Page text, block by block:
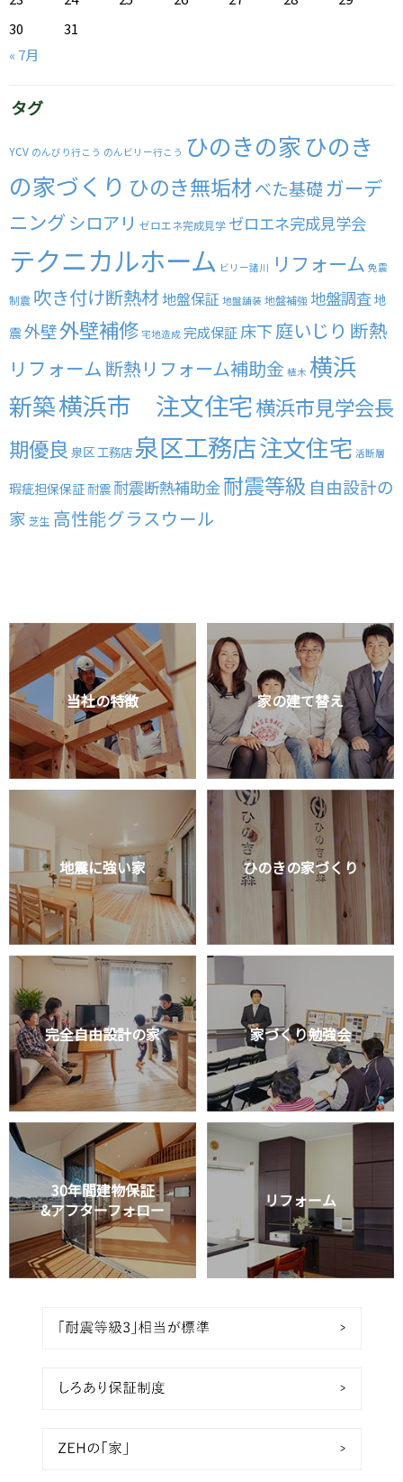
30
31
« 7月
タグ
YCV のんびり行こう のんビリー行こう ひのきの家ひのき
の家づくり ひのき無垢材べた基礎ガーデ
ニングシロアリ ゼロエネ完成見学ゼロエネ完成見学会
テクニカルホーム ビリー諸川 リフォーム 免震
制震 吹き付け断熱材地盤保証 地盤舗装 地盤補強 地盤調査地
震外壁外壁補修 宅地造成 完成保証 床下庭いじり 断熱
リフォーム 断熱リフォーム補助金 植木 横浜
新築横浜市 注文住宅横浜市見学会長
期優良 泉区 工務店泉区工務店注文住宅 活断層
瑕疵担保保証 耐震 耐震断熱補助金耐震等級 自由設計の
家 芝生 高性能グラスウール
当社の特徴 家の建て替え
地震に強い家 ひのきの家づくり
完全自由設計の家 家づくり勉強会
30年間建物保証
&アフターフォロー
リフォーム